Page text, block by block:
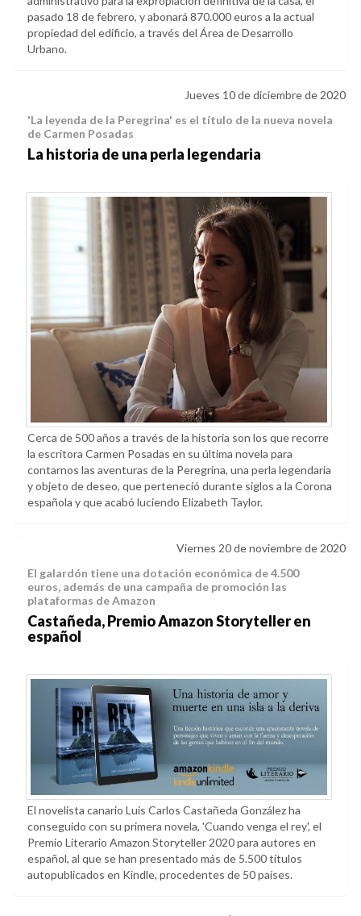
pasado 18 de febrero, y abonará 870.000 euros a la actual
propiedad del edificio, a través del Área de Desarrollo
Urbano.
de Carmen Posadas
La historia de una perla legendaria
Cerca de 500 años a través de la historia son los que recorre
la escritora Carmen Posadas en su última novela para
contarnos las aventuras de la Peregrina, una perla legendaria
y objeto de deseo, que perteneció durante siglos a la Corona
española y que acabó luciendo Elizabeth Taylor.
euros, además de una campaña de promoción las
plataformas de Amazon
Castañeda, Premio Amazon Storyteller en
español
El novelista canario Luis Carlos Castañeda González ha
conseguido con su primera novela, 'Cuando venga el rey', el
Premio Literario Amazon Storyteller 2020 para autores en
español, al que se han presentado más de 5.500 títulos
autopublicados en Kindle, procedentes de 50 países.